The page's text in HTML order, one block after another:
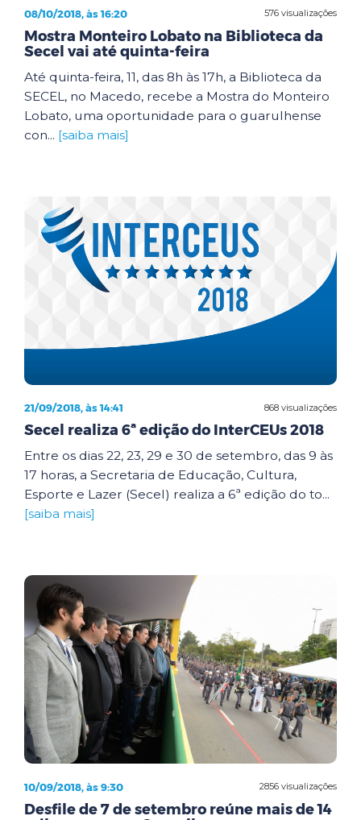
576 visualizações
08/10/2018, às 16:20
Mostra Monteiro Lobato na Biblioteca da
Secel vai até quinta-feira
Até quinta-feira, 11, das 8h às 17h, a Biblioteca da
SECEL, no Macedo, recebe a Mostra do Monteiro
Lobato, uma oportunidade para o guarulhense
con... [saiba mais]
868 visualizações
21/09/2018, às 14:41
Secel realiza 6ª edição do InterCEUs 2018
Entre os dias 22, 23, 29 e 30 de setembro, das 9 às
17 horas, a Secretaria de Educação, Cultura,
Esporte e Lazer (Secel) realiza a 6ª edição do to...
[saiba mais]
2856 visualizações
10/09/2018, às 9:30
Desfile de 7 de setembro reúne mais de 14